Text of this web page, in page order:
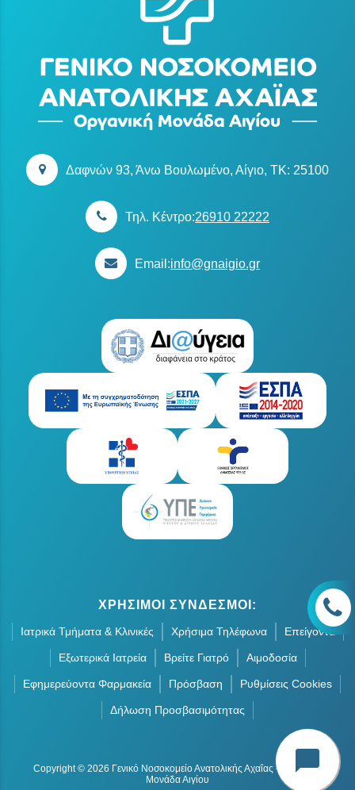
chat_bubble
Δαφνών 93, Άνω Βουλωμένο, Αίγιο, TK: 25100
Τηλ. Κέντρο:26910 22222
Email:info@gnaigio.gr
ΧΡΗΣΙΜΟΙ ΣΥΝΔΕΣΜΟΙ:
Ιατρικά Τμήματα & Κλινικές Χρήσιμα Τηλέφωνα Επείγοντα
Εξωτερικά Ιατρεία Βρείτε Γιατρό Αιμοδοσία
Εφημερεύοντα Φαρμακεία Πρόσβαση Ρυθμίσεις Cookies
Δήλωση Προσβασιμότητας
Copyright © 2026 Γενικό Νοσοκομείο Ανατολικής Αχαΐας - Οργανική
Μονάδα Αιγίου